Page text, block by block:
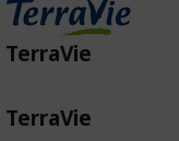
TerraVie
TerraVie